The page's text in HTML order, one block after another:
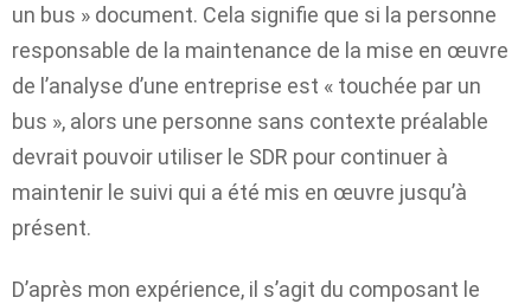
un bus » document. Cela signifie que si la personne
responsable de la maintenance de la mise en œuvre
de l’analyse d’une entreprise est « touchée par un
bus », alors une personne sans contexte préalable
devrait pouvoir utiliser le SDR pour continuer à
maintenir le suivi qui a été mis en œuvre jusqu’à
présent.
D’après mon expérience, il s’agit du composant le